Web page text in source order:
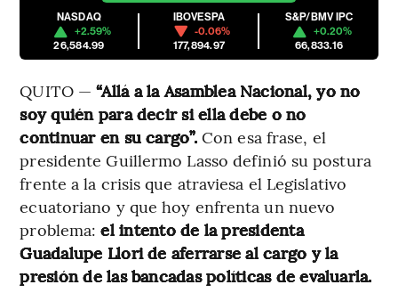
NASDAQ
+2.59%
26,584.99
IBOVESPA
-0.06%
177,894.97
S&P/BMV IPC
+0.20%
66,833.16
QUITO —“Allá a la Asamblea Nacional, yo no
soy quién para decir si ella debe o no
continuar en su cargo”.Con esa frase, el
presidente Guillermo Lasso definió su postura
frente a la crisis que atraviesa el Legislativo
ecuatoriano y que hoy enfrenta un nuevo
problema:el intento de la presidenta
Guadalupe Llori de aferrarse al cargo y la
presión de las bancadas políticas de evaluarla.